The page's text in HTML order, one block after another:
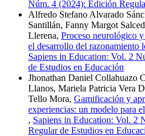
Núm. 4 (2024): Edición
Alfredo Stefano Alvarado
Santillán, Fanny Margot
Llerena, Proceso neurológico y
el desarrollo del razonamiento
Sapiens in Education: Vol. 2
de Estudios en Educación
Jhonathan Daniel Collahuazo
Llanos, Mariela Patricia Vera
Tello Mora, Gamificación y
experiencias: un modelo para
, Sapiens in Education: Vol. 2
Regular de Estudios en